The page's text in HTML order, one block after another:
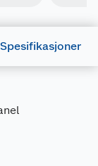
Spesifikasjoner
40 1000 PK